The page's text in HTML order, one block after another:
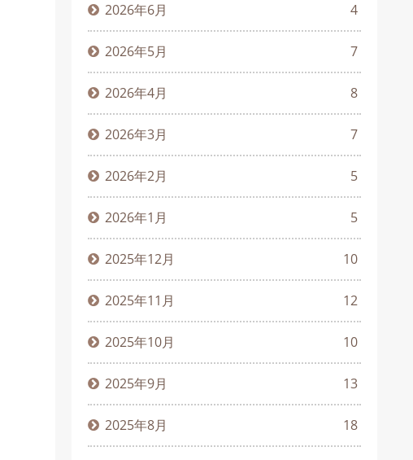
2026年6月 4
2026年5月 7
2026年4月 8
2026年3月 7
2026年2月 5
2026年1月 5
2025年12月 10
2025年11月 12
2025年10月 10
2025年9月 13
2025年8月 18